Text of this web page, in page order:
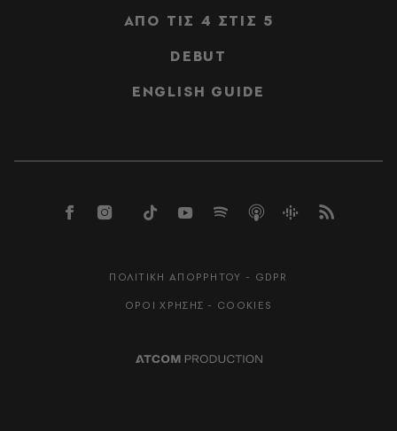
ΑΠΟ ΤΙΣ 4 ΣΤΙΣ 5
DEBUT
ENGLISH GUIDE
ΠΟΛΙΤΙΚΗ ΑΠΟΡΡΗΤΟΥ - GDPR
ΟΡΟΙ ΧΡΗΣΗΣ - COOKIES